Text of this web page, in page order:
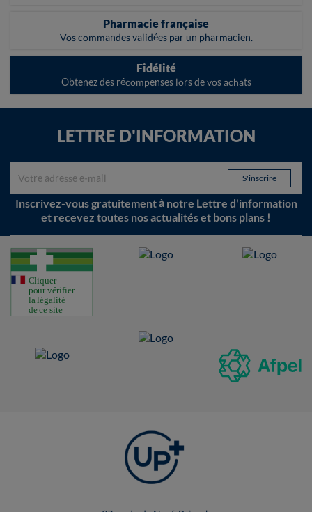
Pharmacie française
Vos commandes validées par un pharmacien.
Fidélité
Obtenez des récompenses lors de vos achats
LETTRE D'INFORMATION
Inscrivez-vous gratuitement à notre Lettre d'information
et recevez toutes nos actualités et bons plans !